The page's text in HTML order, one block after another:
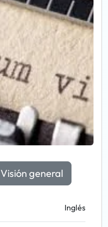
Visión general
Inglés